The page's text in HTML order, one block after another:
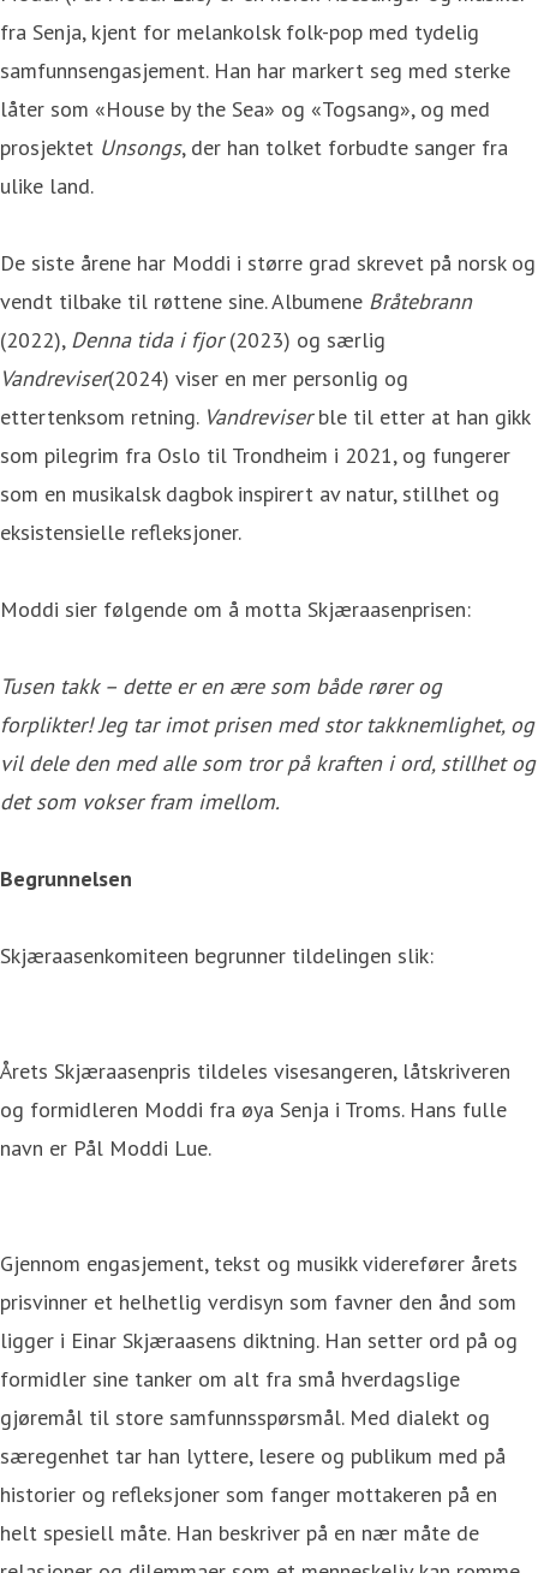
fra Senja, kjent for melankolsk folk-pop med tydelig
samfunnsengasjement. Han har markert seg med sterke
låter som «House by the Sea» og «Togsang», og med
prosjektet Unsongs, der han tolket forbudte sanger fra
ulike land.
De siste årene har Moddi i større grad skrevet på norsk og
vendt tilbake til røttene sine. Albumene Bråtebrann
(2022), Denna tida i fjor(2023) og særlig
Vandreviser(2024) viser en mer personlig og
ettertenksom retning. Vandreviserble til etter at han gikk
som pilegrim fra Oslo til Trondheim i 2021, og fungerer
som en musikalsk dagbok inspirert av natur, stillhet og
eksistensielle refleksjoner.
Moddi sier følgende om å motta Skjæraasenprisen:
Tusen takk – dette er en ære som både rører og
forplikter! Jeg tar imot prisen med stor takknemlighet, og
vil dele den med alle som tror på kraften i ord, stillhet og
det som vokser fram imellom.
Begrunnelsen
Skjæraasenkomiteen begrunner tildelingen slik:
Årets Skjæraasenpris tildeles visesangeren, låtskriveren
og formidleren Moddi fra øya Senja i Troms. Hans fulle
navn er Pål Moddi Lue.
Gjennom engasjement, tekst og musikk viderefører årets
prisvinner et helhetlig verdisyn som favner den ånd som
ligger i Einar Skjæraasens diktning. Han setter ord på og
formidler sine tanker om alt fra små hverdagslige
gjøremål til store samfunnsspørsmål. Med dialekt og
særegenhet tar han lyttere, lesere og publikum med på
historier og refleksjoner som fanger mottakeren på en
helt spesiell måte. Han beskriver på en nær måte de